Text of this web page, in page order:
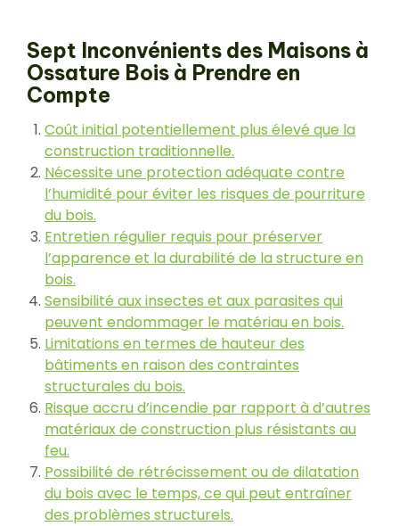
Sept Inconvénients des Maisons à
Ossature Bois à Prendre en
Compte
Coût initial potentiellement plus élevé que la
construction traditionnelle.
Nécessite une protection adéquate contre
l’humidité pour éviter les risques de pourriture
du bois.
Entretien régulier requis pour préserver
l’apparence et la durabilité de la structure en
bois.
Sensibilité aux insectes et aux parasites qui
peuvent endommager le matériau en bois.
Limitations en termes de hauteur des
bâtiments en raison des contraintes
structurales du bois.
Risque accru d’incendie par rapport à d’autres
matériaux de construction plus résistants au
feu.
Possibilité de rétrécissement ou de dilatation
du bois avec le temps, ce qui peut entraîner
des problèmes structurels.